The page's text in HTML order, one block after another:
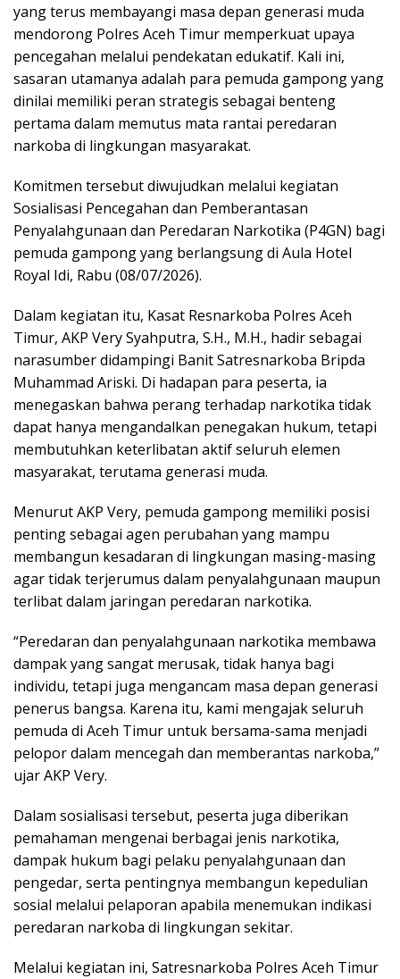
yang terus membayangi masa depan generasi muda
mendorong Polres Aceh Timur memperkuat upaya
pencegahan melalui pendekatan edukatif. Kali ini,
sasaran utamanya adalah para pemuda gampong yang
dinilai memiliki peran strategis sebagai benteng
pertama dalam memutus mata rantai peredaran
narkoba di lingkungan masyarakat.
Komitmen tersebut diwujudkan melalui kegiatan
Sosialisasi Pencegahan dan Pemberantasan
Penyalahgunaan dan Peredaran Narkotika (P4GN) bagi
pemuda gampong yang berlangsung di Aula Hotel
Royal Idi, Rabu (08/07/2026).
Dalam kegiatan itu, Kasat Resnarkoba Polres Aceh
Timur, AKP Very Syahputra, S.H., M.H., hadir sebagai
narasumber didampingi Banit Satresnarkoba Bripda
Muhammad Ariski. Di hadapan para peserta, ia
menegaskan bahwa perang terhadap narkotika tidak
dapat hanya mengandalkan penegakan hukum, tetapi
membutuhkan keterlibatan aktif seluruh elemen
masyarakat, terutama generasi muda.
Menurut AKP Very, pemuda gampong memiliki posisi
penting sebagai agen perubahan yang mampu
membangun kesadaran di lingkungan masing-masing
agar tidak terjerumus dalam penyalahgunaan maupun
terlibat dalam jaringan peredaran narkotika.
“Peredaran dan penyalahgunaan narkotika membawa
dampak yang sangat merusak, tidak hanya bagi
individu, tetapi juga mengancam masa depan generasi
penerus bangsa. Karena itu, kami mengajak seluruh
pemuda di Aceh Timur untuk bersama-sama menjadi
pelopor dalam mencegah dan memberantas narkoba,”
ujar AKP Very.
Dalam sosialisasi tersebut, peserta juga diberikan
pemahaman mengenai berbagai jenis narkotika,
dampak hukum bagi pelaku penyalahgunaan dan
pengedar, serta pentingnya membangun kepedulian
sosial melalui pelaporan apabila menemukan indikasi
peredaran narkoba di lingkungan sekitar.
Melalui kegiatan ini, Satresnarkoba Polres Aceh Timur